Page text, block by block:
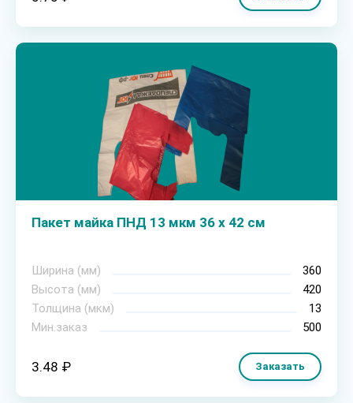
Пакет майка ПНД 13 мкм 36 х 42 см
Ширина (мм)
360
Высота (мм)
420
Толщина (мкм)
13
Мин.заказ
500
3.48 ₽ Заказать